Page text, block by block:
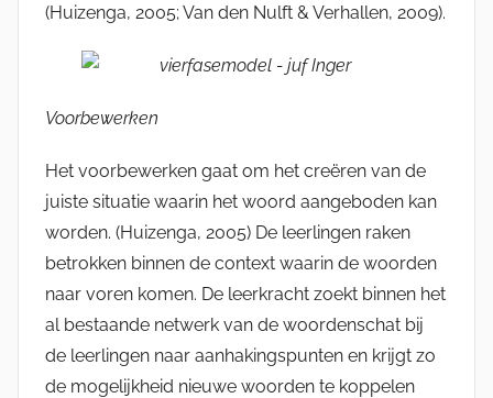
(Huizenga, 2005; Van den Nulft & Verhallen, 2009).
Voorbewerken
Het voorbewerken gaat om het creëren van de
juiste situatie waarin het woord aangeboden kan
worden. (Huizenga, 2005) De leerlingen raken
betrokken binnen de context waarin de woorden
naar voren komen. De leerkracht zoekt binnen het
al bestaande netwerk van de woordenschat bij
de leerlingen naar aanhakingspunten en krijgt zo
de mogelijkheid nieuwe woorden te koppelen